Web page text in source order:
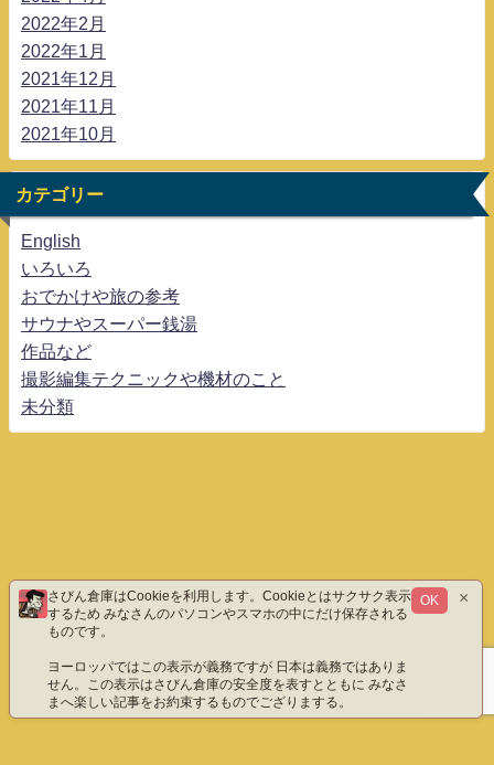
2022年2月
2022年1月
2021年12月
2021年11月
2021年10月
カテゴリー
English
いろいろ
おでかけや旅の参考
サウナやスーパー銭湯
作品など
撮影編集テクニックや機材のこと
未分類
さびん倉庫はCookieを利用します。Cookieとはサクサク表示
するため みなさんのパソコンやスマホの中にだけ保存される
ものです。
ヨーロッパではこの表示が義務ですが 日本は義務ではありま
せん。この表示はさびん倉庫の安全度を表すとともに みなさ
まへ楽しい記事をお約束するものでござりまする。
OK ×